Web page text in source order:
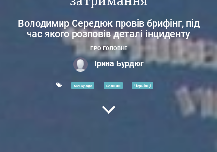
Володимир Середюк провів брифінг, під
час якого розповів деталі інциденту
ПРО ГОЛОВНЕ
Ірина Бурдюг
міськрада новини Чернівці